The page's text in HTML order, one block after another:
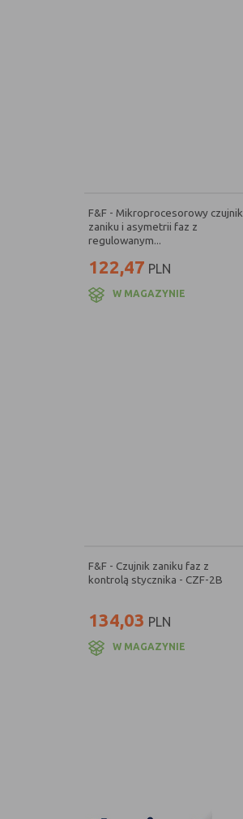
F&F - Mikroprocesorowy czujnik
zaniku i asymetrii faz z
regulowanym...
122,47 PLN
W MAGAZYNIE
F&F - Czujnik zaniku faz z
kontrolą stycznika - CZF-2B
134,03 PLN
W MAGAZYNIE